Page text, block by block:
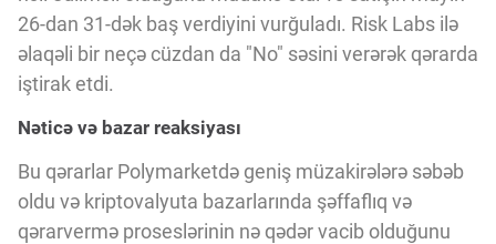
26-dan 31-dək baş verdiyini vurğuladı. Risk Labs ilə
əlaqəli bir neçə cüzdan da "No" səsini verərək qərarda
iştirak etdi.
Nəticə və bazar reaksiyası
Bu qərarlar Polymarketdə geniş müzakirələrə səbəb
oldu və kriptovalyuta bazarlarında şəffaflıq və
qərarvermə proseslərinin nə qədər vacib olduğunu